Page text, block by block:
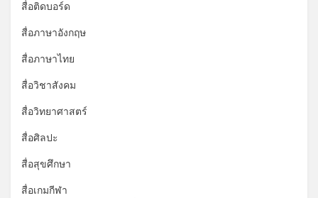
สื่อติดบอร์ด
สื่อภาษาอังกฤษ
สื่อภาษาไทย
สื่อวิชาสังคม
สื่อวิทยาศาสตร์
สื่อศิลปะ
สื่อสุขศึกษา
สื่อเกมกีฬา